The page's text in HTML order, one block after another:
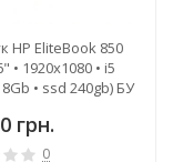
HP EliteBook 850
• 1920х1080 • i5
8Gb • ssd 240gb) БУ
грн.
0